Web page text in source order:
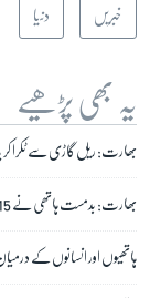
خبریں دنیا
یہ بھی پڑھیے
بھارت: ریل گاڑی سے ٹکرا کر
بھارت: بدمست ہاتھی نے 15 لوگوں کو ہلاک کر دیا
ہاتھیوں اور انسانوں کے